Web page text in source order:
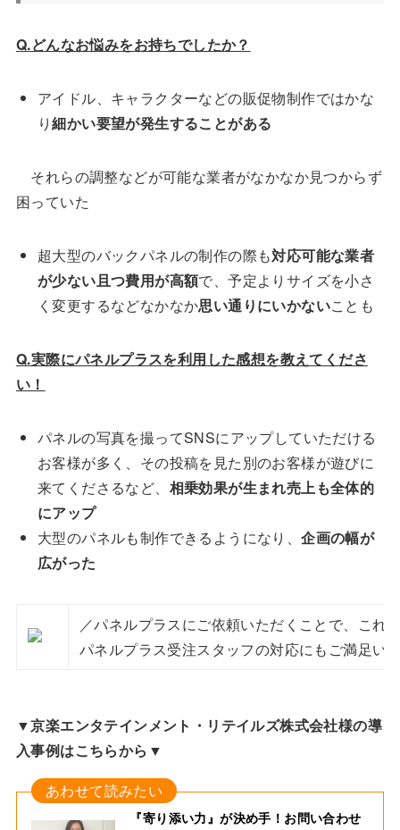
Q.どんなお悩みをお持ちでしたか？
アイドル、キャラクターなどの販促物制作ではかな
り細かい要望が発生することがある
それらの調整などが可能な業者がなかなか見つからず
困っていた
超大型のバックパネルの制作の際も対応可能な業者
が少ない且つ費用が高額で、予定よりサイズを小さ
く変更するなどなかなか思い通りにいかないことも
Q.実際にパネルプラスを利用した感想を教えてくださ
い！
パネルの写真を撮ってSNSにアップしていただける
お客様が多く、その投稿を見た別のお客様が遊びに
来てくださるなど、 相乗効果が生まれ売上も全体的
にアップ
大型のパネルも制作できるようになり、企画の幅が
広がった
／パネルプラスにご依頼いただくことで、こ
パネルプラス受注スタッフの対応にもご満足い
▼京楽エンタテインメント・リテイルズ株式会社様の導
入事例はこちらから▼
『寄り添い力』が決め手！お問い合わせ